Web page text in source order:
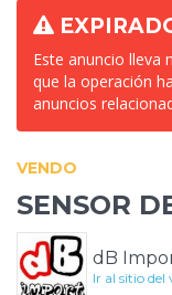
Este anuncio lleva
que la operación
anuncios
VENDO
SENSOR
dB
Ir al sitio del